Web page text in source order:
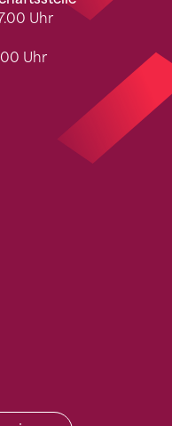
Uhr
Uhr